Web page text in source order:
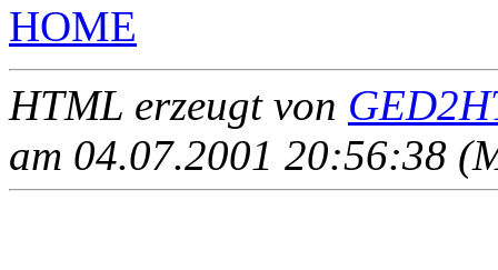
HOME
HTML erzeugt von
am 04.07.2001 20:56:38